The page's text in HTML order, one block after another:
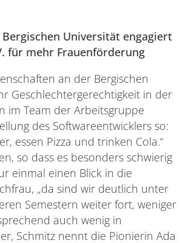
Universität engagiert
für mehr Frauenförderung
an der Bergischen
Geschlechtergerechtigkeit in der
im Team der Arbeitsgruppe
des Softwareentwicklers so:
essen Pizza und trinken Cola.“
so dass es besonders schwierig
einmal einen Blick in die
„da sind wir deutlich unter
Semestern weiter fort, weniger
auch wenig in
Schmitz nennt die Pionierin Ada